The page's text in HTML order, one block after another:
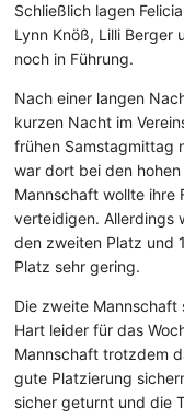
Schließlich lagen
Lynn Knöß, Lilli Berger
noch in Führung.
Nach einer langen
kurzen Nacht im
frühen Samstagmittag
war dort bei den
Mannschaft wollte ihre
verteidigen. Allerdings
den zweiten Platz und
Platz sehr gering.
Die zweite
Hart leider für das
Mannschaft trotzdem
gute Platzierung
sicher geturnt und die